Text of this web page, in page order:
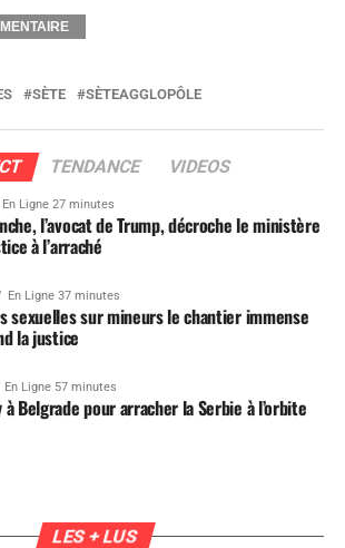
SÈTE SÈTEAGGLOPÔLE
TENDANCE VIDEOS
En Ligne 27 minutes
l’avocat de Trump, décroche le ministère
à l’arraché
En Ligne 37 minutes
sexuelles sur mineurs le chantier immense
la justice
En Ligne 57 minutes
à Belgrade pour arracher la Serbie à l’orbite
LES + LUS